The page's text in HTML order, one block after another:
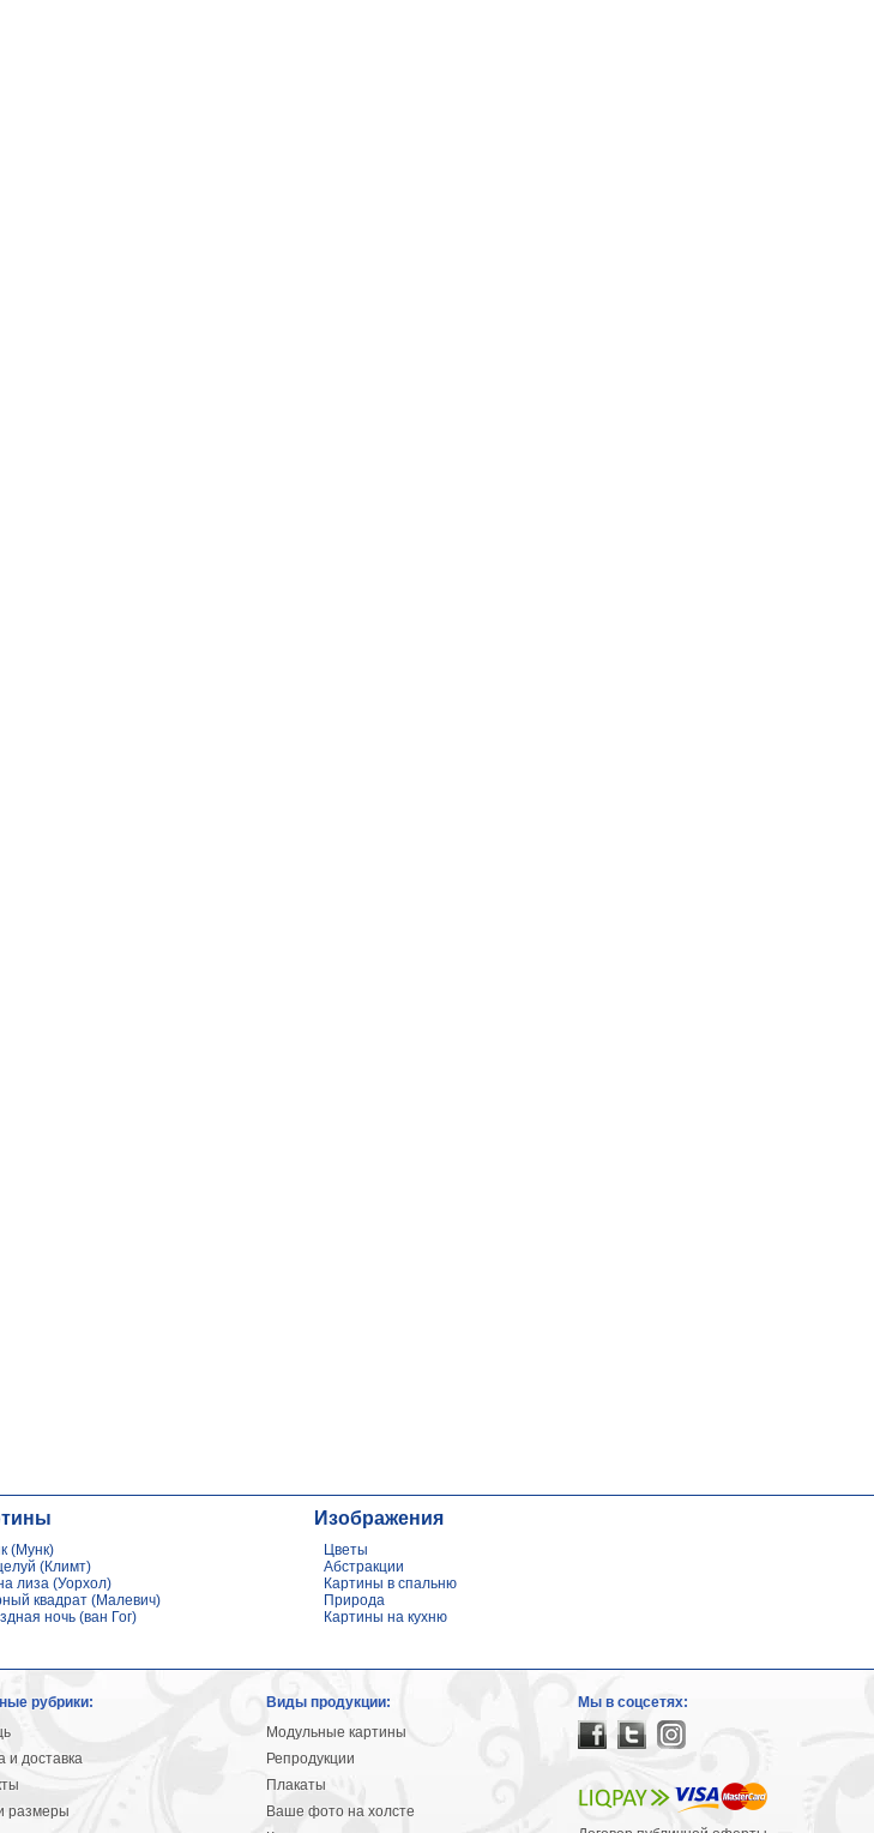
(Мунк)
(Климт)
лиза (Уорхол)
квадрат (Малевич)
ночь (ван Гог)
Изображения
Цветы
Абстракции
Картины в спальню
Природа
Картины на кухню
рубрики:
и доставка
размеры
Виды продукции:
Модульные картины
Репродукции
Плакаты
Ваше фото на холсте
Мы в соцсетях: